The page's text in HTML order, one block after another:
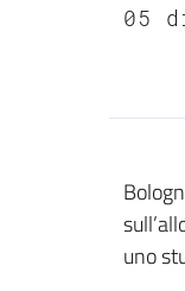
05
uno